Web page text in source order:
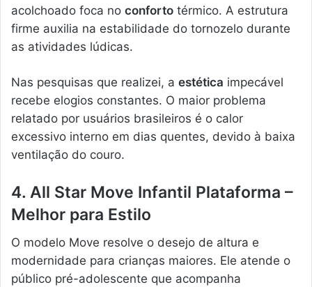
acolchoado foca no conforto térmico. A estrutura
firme auxilia na estabilidade do tornozelo durante
as atividades lúdicas.
Nas pesquisas que realizei, a estética impecável
recebe elogios constantes. O maior problema
relatado por usuários brasileiros é o calor
excessivo interno em dias quentes, devido à baixa
ventilação do couro.
4. All Star Move Infantil Plataforma –
Melhor para Estilo
O modelo Move resolve o desejo de altura e
modernidade para crianças maiores. Ele atende o
público pré-adolescente que acompanha